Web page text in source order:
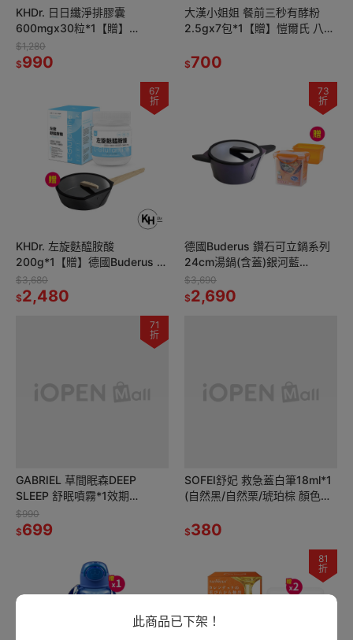
此商品已下架！
KHDr. 日日纖淨排膠囊
600mgx30粒*1【贈】
sunVenus美型酵素錠
500mg*20錠*2
$1,280
$990
大漢小姐姐 餐前三秒有酵粉
2.5gx7包*1【贈】愷爾氏 八孅
$700
67
折
KHDr. 左旋麩醯胺酸
200g*1【贈】德國Buderus 鑽
石可立鍋系列_28cm深炒鍋(含
蓋)-淺木紋*1
$3,680
$2,480
73
折
德國Buderus 鑽石可立鍋系列
24cm湯鍋(含蓋)銀河藍
*1【贈】闔樂泰 酷鮮雙子星微
烤保鮮盒(雙層)980ml*1
$3,690
$2,690
71
折
GABRIEL 草間眠森DEEP
SLEEP 舒眠噴霧*1效期
27.2.9【贈】HSAE 精選香氛超
濃縮洗衣球34顆*2
$990
$699
SOFEI舒妃 救急蓋白筆18ml*1
(自然黑/自然栗/琥珀棕 顏色任
韌防斷落修護霜*1
$380
81
折